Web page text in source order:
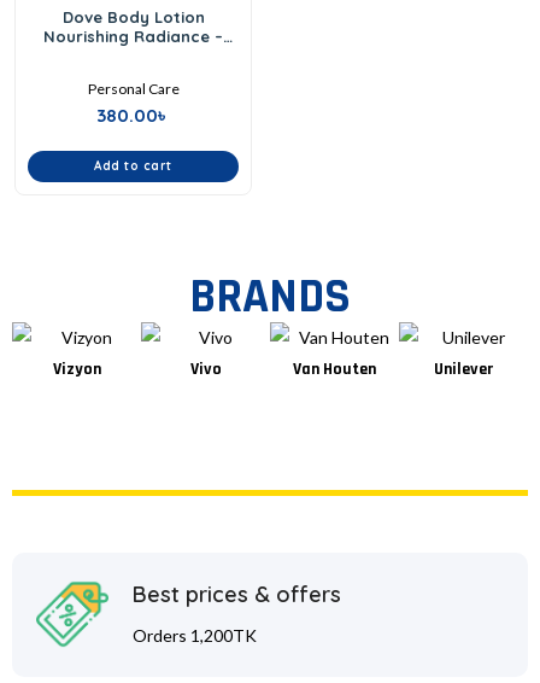
out
of
Dove Body Lotion
Nourishing Radiance –
Personal Care
380.00৳
Add to cart
BRANDS
Vizyon Vivo Van Houten Unilever
Best prices & offers
Orders 1,200TK